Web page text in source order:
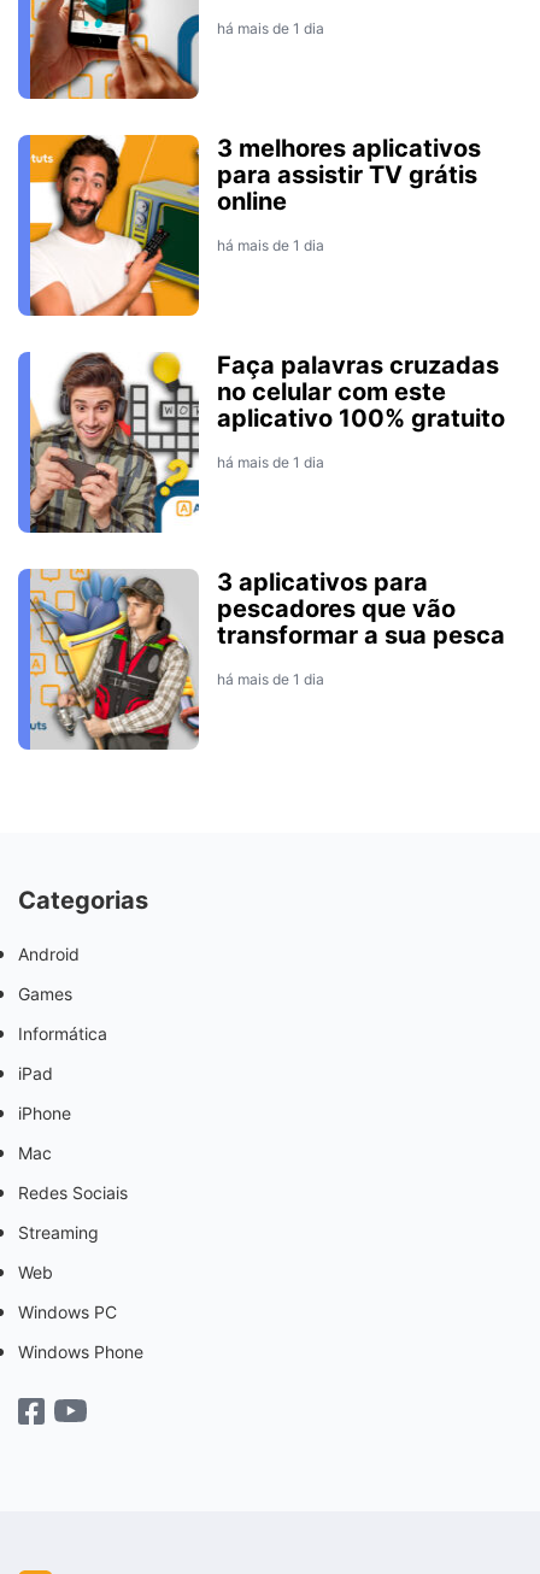
há mais de 1 dia
3 melhores aplicativos
para assistir TV grátis
online
há mais de 1 dia
Faça palavras cruzadas
no celular com este
aplicativo 100% gratuito
há mais de 1 dia
3 aplicativos para
pescadores que vão
transformar a sua pesca
há mais de 1 dia
Categorias
Android
Games
Informática
iPad
iPhone
Mac
Redes Sociais
Streaming
Web
Windows PC
Windows Phone